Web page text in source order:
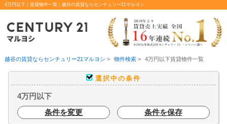
4万円以下｜賃貸物件一覧｜越谷の賃貸ならセンチュリー21マルヨシ
越谷の賃貸ならセンチュリー21マルヨシ > 物件検索> 4万円以下賃貸物件一覧
選択中の条件
4万円以下
条件を変更
条件を保存